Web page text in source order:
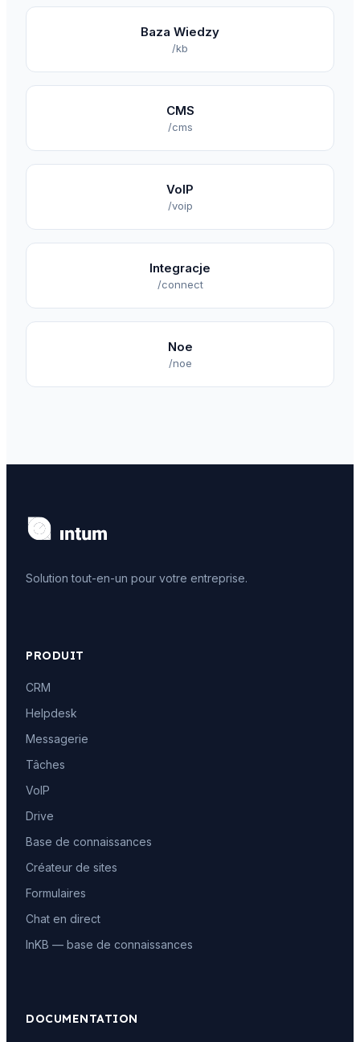
Baza Wiedzy
/kb
CMS
/cms
VoIP
/voip
Integracje
/connect
Noe
/noe
Solution tout-en-un pour votre entreprise.
PRODUIT
CRM
Helpdesk
Messagerie
Tâches
VoIP
Drive
Base de connaissances
Créateur de sites
Formulaires
Chat en direct
InKB — base de connaissances
DOCUMENTATION